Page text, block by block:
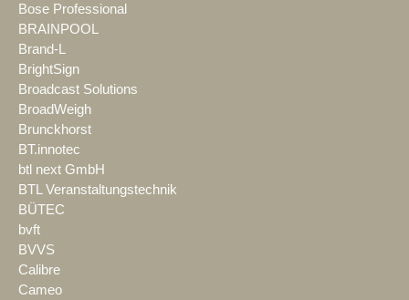
Bose Professional
BRAINPOOL
Brand-L
BrightSign
Broadcast Solutions
BroadWeigh
Brunckhorst
BT.innotec
btl next GmbH
BTL Veranstaltungstechnik
BÜTEC
bvft
BVVS
Calibre
Cameo